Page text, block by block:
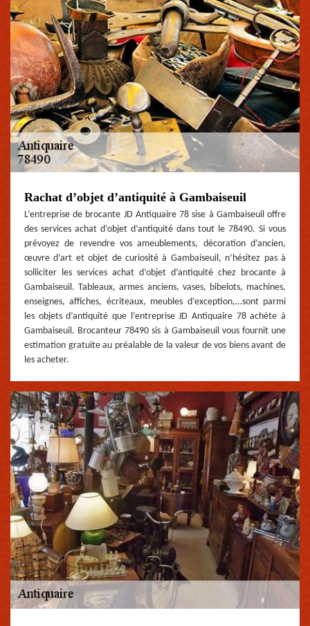
Rachat d’objet d’antiquité à Gambaiseuil
L’entreprise de brocante JD Antiquaire 78 sise à Gambaiseuil offre
des services achat d’objet d’antiquité dans tout le 78490. Si vous
prévoyez de revendre vos ameublements, décoration d’ancien,
œuvre d’art et objet de curiosité à Gambaiseuil, n’hésitez pas à
solliciter les services achat d’objet d’antiquité chez brocante à
Gambaiseuil. Tableaux, armes anciens, vases, bibelots, machines,
enseignes, affiches, écriteaux, meubles d’exception,…sont parmi
les objets d’antiquité que l’entreprise JD Antiquaire 78 achète à
Gambaiseuil. Brocanteur 78490 sis à Gambaiseuil vous fournit une
estimation gratuite au préalable de la valeur de vos biens avant de
les acheter.